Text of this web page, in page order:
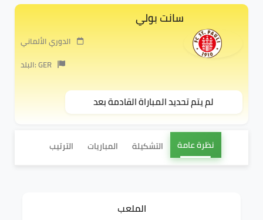
سانت بولي
الدوري الألماني
البلد: GER
لم يتم تحديد المباراة القادمة بعد
نظرة عامة التشكيلة المباريات الترتيب
الملعب